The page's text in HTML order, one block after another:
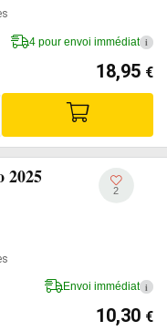
4 pour envoi immédiat i
18,95 €
2025
2
Envoi immédiat i
10,30 €